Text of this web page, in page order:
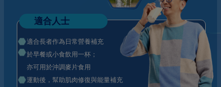
適合人士
適合長者作為日常營養補充
於早餐或小食飲用一杯；
亦可用於沖調麥片食用
運動後，幫助肌肉修復與能量補充